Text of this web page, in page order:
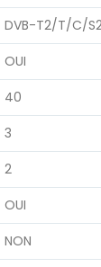
DVB-T2/T/C/
OUI
40
3
2
OUI
NON